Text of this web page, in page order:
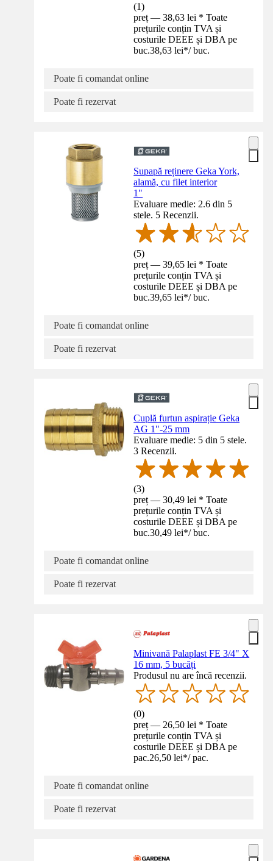
(1)
preț — 38,63 lei * Toate
prețurile conțin TVA și
costurile DEEE și DBA pe
buc.38,63 lei*/ buc.
Poate fi comandat online
Poate fi rezervat
Supapă reținere Geka York,
alamă, cu filet interior
1"
Evaluare medie: 2.6 din 5
stele. 5 Recenzii.
(5)
preț — 39,65 lei * Toate
prețurile conțin TVA și
costurile DEEE și DBA pe
buc.39,65 lei*/ buc.
Poate fi comandat online
Poate fi rezervat
Cuplă furtun aspirație Geka
AG 1"-25 mm
Evaluare medie: 5 din 5 stele.
3 Recenzii.
(3)
preț — 30,49 lei * Toate
prețurile conțin TVA și
costurile DEEE și DBA pe
buc.30,49 lei*/ buc.
Poate fi comandat online
Poate fi rezervat
Minivană Palaplast FE 3/4" X
16 mm, 5 bucăți
Produsul nu are încă recenzii.
(0)
preț — 26,50 lei * Toate
prețurile conțin TVA și
costurile DEEE și DBA pe
pac.26,50 lei*/ pac.
Poate fi comandat online
Poate fi rezervat